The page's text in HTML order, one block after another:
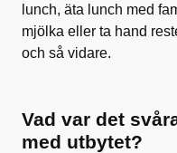
lunch, äta lunch med
mjölka eller ta hand
och så vidare.
Vad var det
med utbytet?